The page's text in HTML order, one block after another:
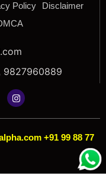
Policy
Disclaimer
9827960889
+91 99 88 77